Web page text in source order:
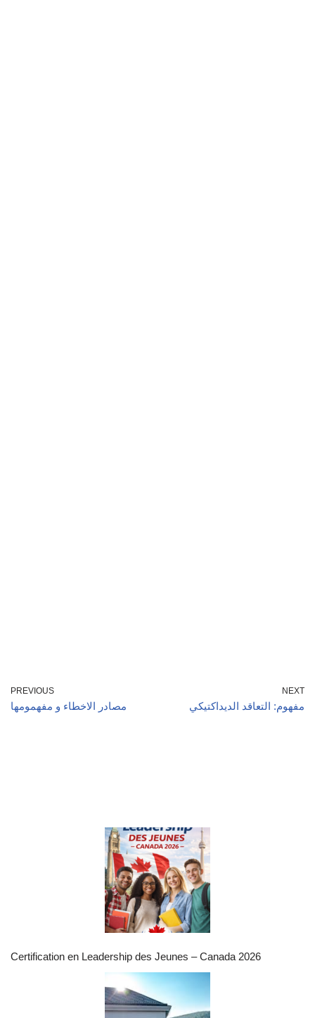
PREVIOUS
مصادر الاخطاء و مفهمومها
NEXT
مفهوم: التعاقد الديداكتيكي
Certification en Leadership des Jeunes – Canada 2026